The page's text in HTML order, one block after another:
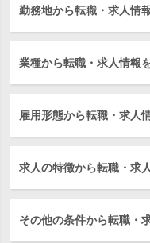
勤務地から転職・求人情
業種から転職・求人情報
雇用形態から転職・求人
求人の特徴から転職・求
その他の条件から転職・